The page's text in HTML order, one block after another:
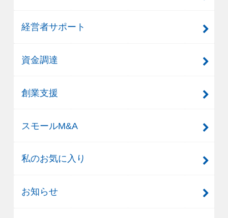
経営者サポート
資金調達
創業支援
スモールM&A
私のお気に入り
お知らせ